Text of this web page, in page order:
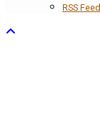
RSS Feed